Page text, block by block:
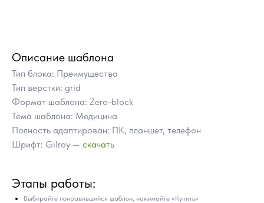
Описание шаблона
Тип блока: Преимущества
Тип верстки: grid
Формат шаблона: Zero-block
Тема шаблона: Медицина
Полность адаптирован: ПК, планшет, телефон
Шрифт: Gilroy — скачать
Этапы работы:
Выбирайте понравившийся шаблон, нажимайте «Купить»
ГОТОВЫЕ БЛОКИ TILDA
ВМЕСТО ЗАКАЗА